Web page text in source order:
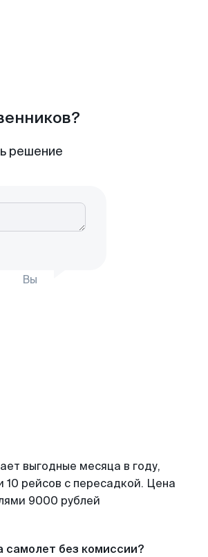
решение
Вы
выгодные месяца в году,
рейсов с пересадкой. Цена
9000 рублей
самолет без комиссии?